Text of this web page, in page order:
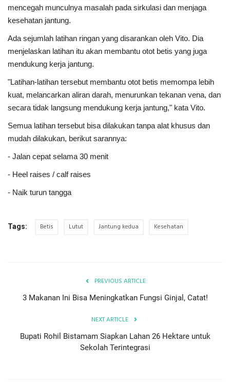
mencegah munculnya masalah pada sirkulasi dan menjaga
kesehatan jantung.
Ada sejumlah latihan ringan yang disarankan oleh Vito. Dia
menjelaskan latihan itu akan membantu otot betis yang juga
mendukung kerja jantung.
"Latihan-latihan tersebut membantu otot betis memompa lebih
kuat, melancarkan aliran darah, menurunkan tekanan vena, dan
secara tidak langsung mendukung kerja jantung," kata Vito.
Semua latihan tersebut bisa dilakukan tanpa alat khusus dan
mudah dilakukan, berikut sarannya:
- Jalan cepat selama 30 menit
- Heel raises / calf raises
- Naik turun tangga
Tags: Betis Lutut Jantung kedua Kesehatan
PREVIOUS ARTICLE
3 Makanan Ini Bisa Meningkatkan Fungsi Ginjal, Catat!
NEXT ARTICLE
Bupati Rohil Bistamam Siapkan Lahan 26 Hektare untuk
Sekolah Terintegrasi